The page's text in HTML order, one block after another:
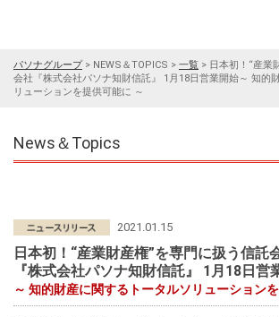
パソナグループ> NEWS＆TOPICS > 一覧 > 日本初！“産業
会社『株式会社パソナ知財信託』 1月18日営業開始～ 知的
リューションを提供可能に ～
News＆Topics
2021.01.15
日本初！“産業財産権”を専門に扱う信託
『株式会社パソナ知財信託』 1月18日営
～ 知的財産に関するトータルソリューション